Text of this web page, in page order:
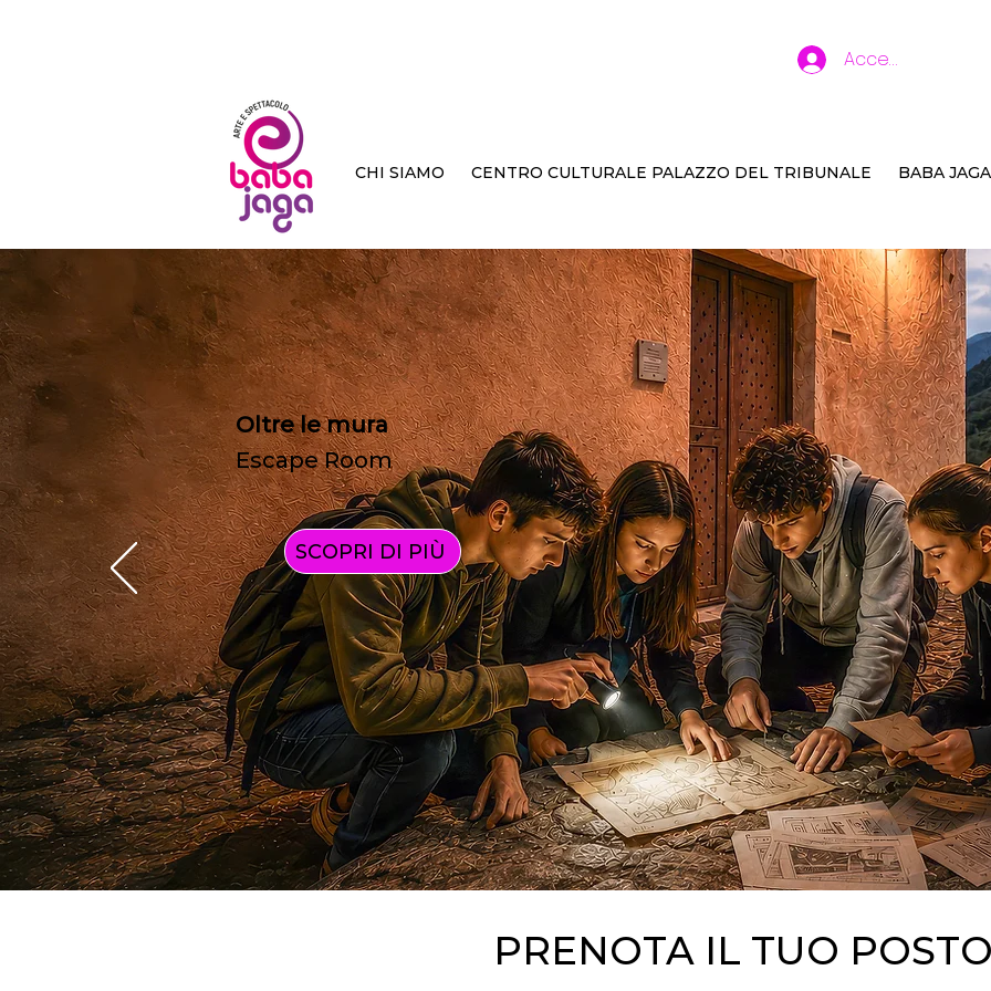
Accedi
CHI SIAMO CENTRO CULTURALE PALAZZO DEL TRIBUNALE BABA
Oltre le mura
Escape Room
SCOPRI DI PIÙ
PRENOTA IL TUO